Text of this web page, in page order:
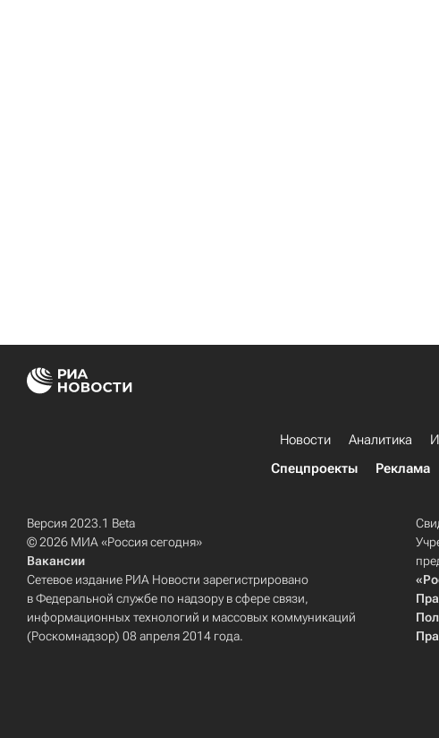
Новости Аналитика
Спецпроекты
Реклама
Версия 2023.1 Beta
© 2026 МИА «Россия сегодня»
Вакансии
Сетевое издание РИА Новости зарегистрировано
в Федеральной службе по надзору в сфере связи,
информационных технологий и массовых коммуникаций
(Роскомнадзор) 08 апреля 2014 года.